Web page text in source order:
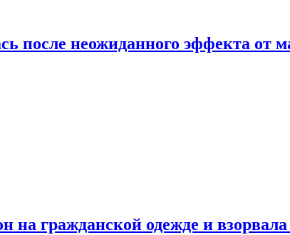
после неожиданного эффекта от
на гражданской одежде и взорвала